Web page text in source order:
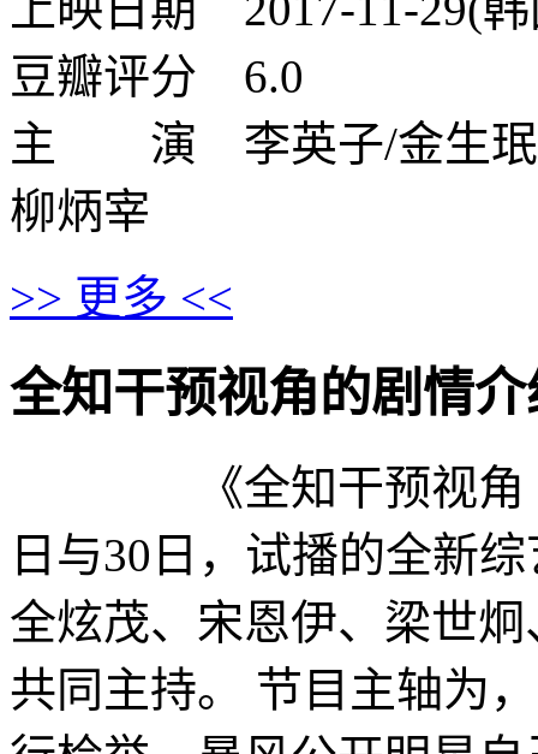
豆瓣评分 6.0
主 演 李英子/金生珉/
柳炳宰
>> 更多 <<
全知干预视角的剧情介
《全知干预视角 》
日与30日，试播的全新
全炫茂、宋恩伊、梁世
共同主持。 节目主轴为